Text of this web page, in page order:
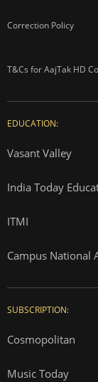
Correction Policy
T&Cs for AajTak HD
EDUCATION:
Vasant Valley
India Today
ITMI
Campus National
SUBSCRIPTION:
Cosmopolitan
Music Today